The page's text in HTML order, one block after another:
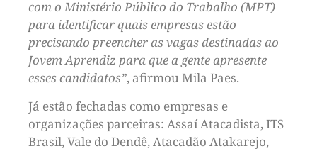
com o Ministério Público do Trabalho (MPT)
para identificar quais empresas estão
precisando preencher as vagas destinadas ao
Jovem Aprendiz para que a gente apresente
esses candidatos”, afirmou Mila Paes.
Já estão fechadas como empresas e
organizações parceiras: Assaí Atacadista, ITS
Brasil, Vale do Dendê, Atacadão Atakarejo,